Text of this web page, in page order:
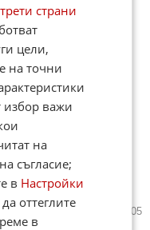
бързия дрон в
733 км/ч
3 905
страни
цели,
на точни
избор важи
на
съгласие;
в Настройки
оттеглите
в